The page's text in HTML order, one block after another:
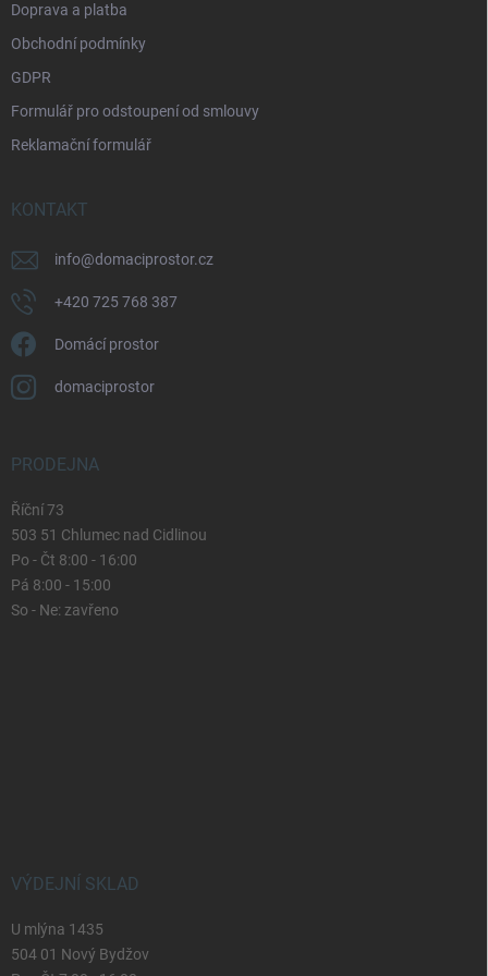
Doprava a platba
Obchodní podmínky
GDPR
Formulář pro odstoupení od smlouvy
Reklamační formulář
KONTAKT
info@domaciprostor.cz
+420 725 768 387
Domácí prostor
domaciprostor
PRODEJNA
Říční 73
503 51 Chlumec nad Cidlinou
Po - Čt 8:00 - 16:00
Pá 8:00 - 15:00
So - Ne: zavřeno
VÝDEJNÍ SKLAD
U mlýna 1435
504 01 Nový Bydžov